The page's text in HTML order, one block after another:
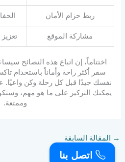
ربط حزام الأمان
مشاركة الموقع
اختتاماً، إن اتباع هذه النصائح
سفر أكثر راحة وأماناً باستخدام
نفسك جيدًا قبل كل رحلة وكن واعيًا.
يمكنك التركيز على ما هو مهم،
وممتعة.
→ المقالة السابقة
اتصل بنا